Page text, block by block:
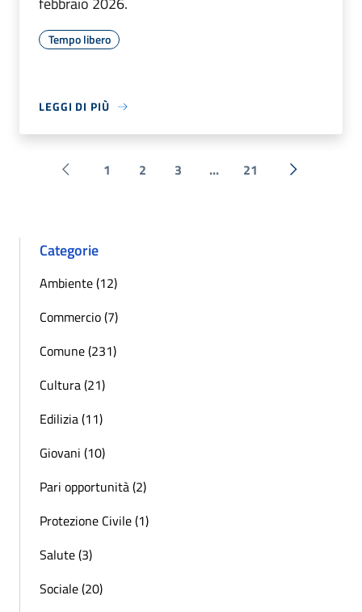
Tempo libero
LEGGI DI PIÙ
Pagina precedente
1 2 3 ... 21 Successiva
Categorie
Ambiente (12)
Commercio (7)
Comune (231)
Cultura (21)
Edilizia (11)
Giovani (10)
Pari opportunità (2)
Protezione Civile (1)
Salute (3)
Sociale (20)